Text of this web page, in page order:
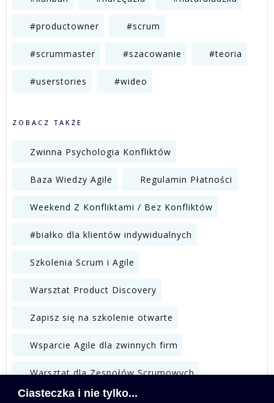
Ciasteczka i nie tylko...
#productowner #scrum
#scrummaster #szacowanie #teoria
#userstories #wideo
ZOBACZ TAKŻE
Zwinna Psychologia Konfliktów
Baza Wiedzy Agile Regulamin Płatności
Weekend Z Konfliktami / Bez Konfliktów
#białko dla klientów indywidualnych
Szkolenia Scrum i Agile
Warsztat Product Discovery
Zapisz się na szkolenie otwarte
Wsparcie Agile dla zwinnych firm
Warsztat dla Zespołów Scrumowych